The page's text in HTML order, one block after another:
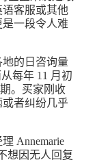
客服或其他
一段令人难
的日咨询量
每年 11 月初
。买家刚收
者纠纷几乎
Annemarie
想因无人回复